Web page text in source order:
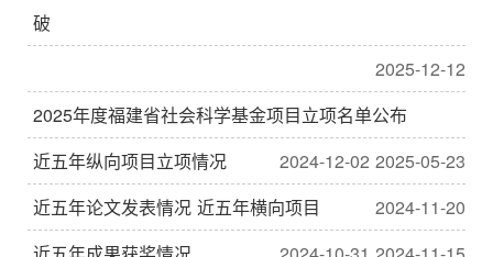
破
2025-12-12
2025年度福建省社会科学基金项目立项名单公布
2025-05-23
近五年纵向项目立项情况
2024-12-02
近五年论文发表情况
2024-11-20
近五年横向项目